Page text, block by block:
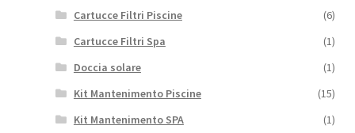
Cartucce Filtri Piscine
(6)
Cartucce Filtri Spa
(1)
Doccia solare
(1)
Kit Mantenimento Piscine
(15)
Kit Mantenimento SPA
(1)